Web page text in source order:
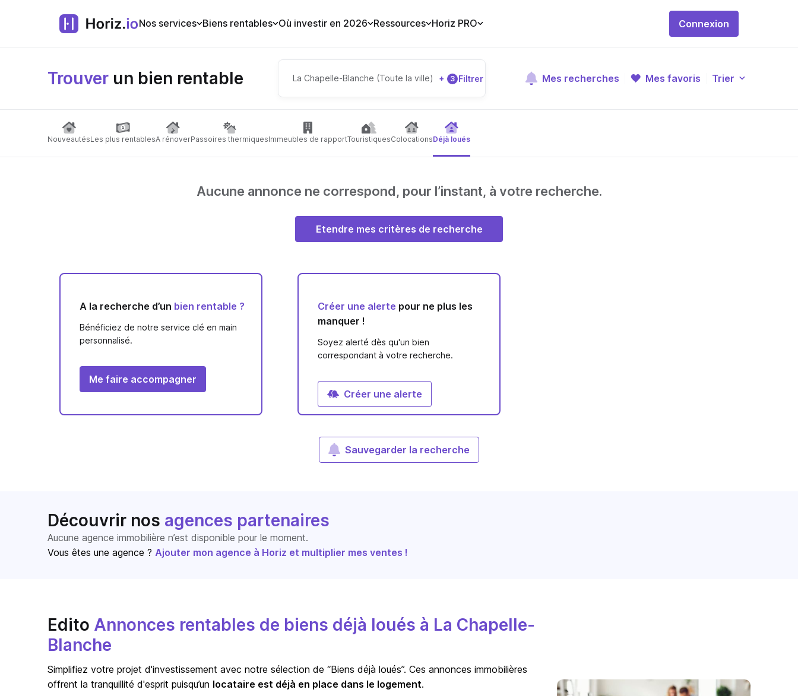
Nos services Biens rentables Où investir en 2026 Ressources Horiz PRO Connexion
Trouver un bien rentable La Chapelle-Blanche (Toute la ville) + 3 Filtrer Mes recherches Mes favoris Trier
NouveautésLes plus rentablesA rénoverPassoires thermiquesImmeubles de rapportTouristiquesColocationsDéjà loués
Aucune annonce ne correspond, pour l’instant, à votre recherche.
Etendre mes critères de recherche
A la recherche d’un bien rentable ?
Bénéficiez de notre service clé en main
personnalisé.
Me faire accompagner
Créer une alerte pour ne plus les
manquer !
Soyez alerté dès qu'un bien
correspondant à votre recherche.
Créer une alerte
Sauvegarder la recherche
Découvrir nos agences partenaires
Aucune agence immobilière n’est disponible pour le moment.
Vous êtes une agence ? Ajouter mon agence à Horiz et multiplier mes ventes !
Edito Annonces rentables de biens déjà loués à La Chapelle-
Blanche
Simplifiez votre projet d'investissement avec notre sélection de “Biens déjà loués”. Ces annonces immobilières
offrent la tranquillité d'esprit puisqu’un locataire est déjà en place dans le logement.